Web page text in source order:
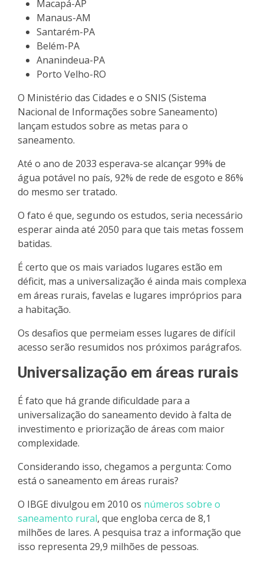
Macapá-AP
Manaus-AM
Santarém-PA
Belém-PA
Ananindeua-PA
Porto Velho-RO
O Ministério das Cidades e o SNIS (Sistema
Nacional de Informações sobre Saneamento)
lançam estudos sobre as metas para o
saneamento.
Até o ano de 2033 esperava-se alcançar 99% de
água potável no país, 92% de rede de esgoto e 86%
do mesmo ser tratado.
O fato é que, segundo os estudos, seria necessário
esperar ainda até 2050 para que tais metas fossem
batidas.
É certo que os mais variados lugares estão em
déficit, mas a universalização é ainda mais complexa
em áreas rurais, favelas e lugares impróprios para
a habitação.
Os desafios que permeiam esses lugares de difícil
acesso serão resumidos nos próximos parágrafos.
Universalização em áreas rurais
É fato que há grande dificuldade para a
universalização do saneamento devido à falta de
investimento e priorização de áreas com maior
complexidade.
Considerando isso, chegamos a pergunta: Como
está o saneamento em áreas rurais?
O IBGE divulgou em 2010 os números sobre o
saneamento rural, que engloba cerca de 8,1
milhões de lares. A pesquisa traz a informação que
isso representa 29,9 milhões de pessoas.